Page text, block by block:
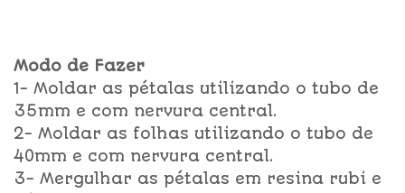
Modo de Fazer
1- Moldar as pétalas utilizando o tubo de
35mm e com nervura central.
2- Moldar as folhas utilizando o tubo de
40mm e com nervura central.
3- Mergulhar as pétalas em resina rubi e